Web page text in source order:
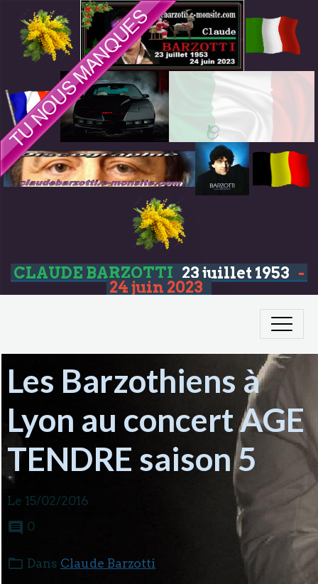
CLAUDE BARZOTTI 23 juillet 1953 -
24 juin 2023
Les Barzothiens à
Lyon au concert AGE
TENDRE saison 5
Le 15/02/2016
0
Dans Claude Barzotti